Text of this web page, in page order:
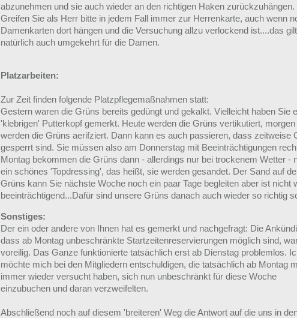
abzunehmen und sie auch wieder an den richtigen Haken zurückzuhängen.
Greifen Sie als Herr bitte in jedem Fall immer zur Herrenkarte, auch wenn
Damenkarten dort hängen und die Versuchung allzu verlockend ist....das gilt
natürlich auch umgekehrt für die Damen.
Platzarbeiten:
Zur Zeit finden folgende Platzpflegemaßnahmen statt:
Gestern waren die Grüns bereits gedüngt und gekalkt. Vielleicht haben Sie
'klebrigen' Putterkopf gemerkt. Heute werden die Grüns vertikutiert, morgen
werden die Grüns aerifziert. Dann kann es auch passieren, dass zeitweise
gesperrt sind. Sie müssen also am Donnerstag mit Beeinträchtigungen
Montag bekommen die Grüns dann - allerdings nur bei trockenem Wetter -
ein schönes 'Topdressing', das heißt, sie werden gesandet. Der Sand auf
Grüns kann Sie nächste Woche noch ein paar Tage begleiten aber ist nicht
beeinträchtigend...Dafür sind unsere Grüns danach auch wieder so richtig
Sonstiges:
Der ein oder andere von Ihnen hat es gemerkt und nachgefragt: Die
dass ab Montag unbeschränkte Startzeitenreservierungen möglich sind,
voreilig. Das Ganze funktionierte tatsächlich erst ab Dienstag problemlos.
möchte mich bei den Mitgliedern entschuldigen, die tatsächlich ab Montag
immer wieder versucht haben, sich nun unbeschränkt für diese Woche
einzubuchen und daran verzweifelten.
Abschließend noch auf diesem 'breiteren' Weg die Antwort auf die uns in